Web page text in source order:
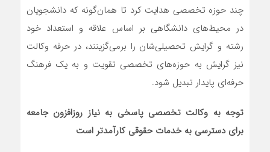
چند حوزه تخصصی هدایت کرد تا همان‌گونه که دانشجویان
در محیط‌های دانشگاهی بر اساس علاقه و استعداد خود
رشته و گرایش تحصیلی‌شان را برمی‌گزینند، در حرفه وکالت
نیز گرایش به حوزه‌های تخصصی تقویت و به یک فرهنگ
حرفه‌ای پایدار تبدیل شود.
توجه به وکالت تخصصی پاسخی به نیاز روزافزون جامعه
برای دسترسی به خدمات حقوقی کارآمدتر است